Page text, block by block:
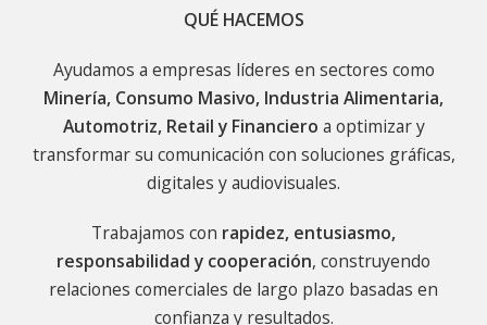
QUÉ HACEMOS
Ayudamos a empresas líderes en sectores como
Minería, Consumo Masivo, Industria Alimentaria,
Automotriz, Retail y Financiero a optimizar y
transformar su comunicación con soluciones gráficas,
digitales y audiovisuales.
Trabajamos con rapidez, entusiasmo,
responsabilidad y cooperación, construyendo
relaciones comerciales de largo plazo basadas en
confianza y resultados.